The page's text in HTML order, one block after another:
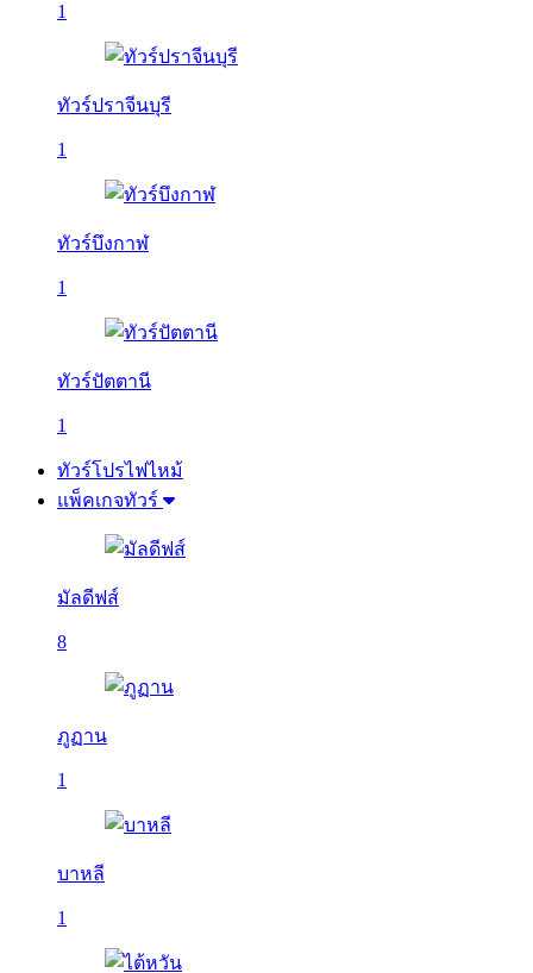
1
ทัวร์ปราจีนบุรี
1
ทัวร์บึงกาฬ
1
ทัวร์ปัตตานี
1
ทัวร์โปรไฟไหม้
แพ็คเกจทัวร์
มัลดีฟส์
8
ภูฏาน
1
บาหลี
1